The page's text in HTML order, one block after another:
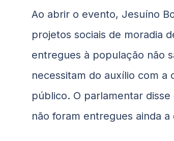
Ao abrir o evento, Jesuíno
projetos sociais de moradia
entregues à população não
necessitam do auxílio com a
público. O parlamentar
não foram entregues ainda